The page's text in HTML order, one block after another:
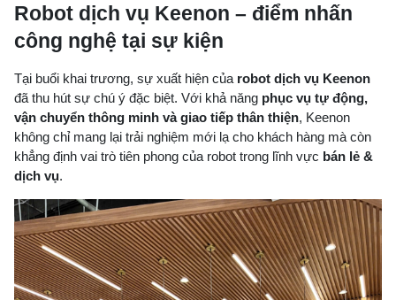
Robot dịch vụ Keenon – điểm nhấn
công nghệ tại sự kiện
Tại buổi khai trương, sự xuất hiện của robot dịch vụ Keenon
đã thu hút sự chú ý đặc biệt. Với khả năng phục vụ tự động,
vận chuyển thông minh và giao tiếp thân thiện, Keenon
không chỉ mang lại trải nghiệm mới lạ cho khách hàng mà còn
khẳng định vai trò tiên phong của robot trong lĩnh vực bán lẻ &
dịch vụ.